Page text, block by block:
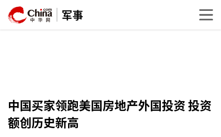
军事
中国买家领跑美国房地产外国投资 投资
额创历史新高